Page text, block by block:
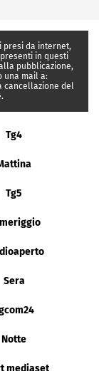
presi da internet,
in questi
pubblicazione,
una mail a:
cancellazione del
Tg4
Tg5
Sera
Notte
mediaset